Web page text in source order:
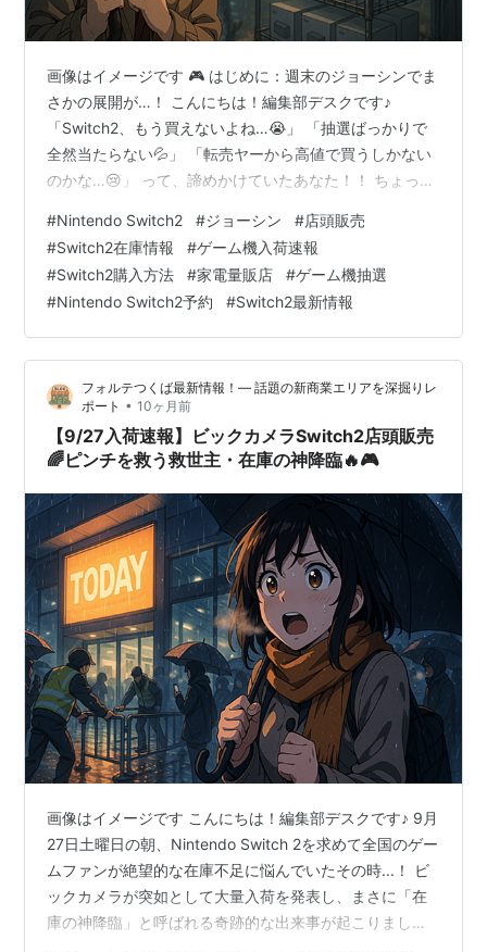
画像はイメージです 🎮 はじめに：週末のジョーシンでま
さかの展開が…！ こんにちは！編集部デスクです♪
「Switch2、もう買えないよね…😭」 「抽選ばっかりで
全然当たらない💦」 「転売ヤーから高値で買うしかない
のかな…😢」 って、諦めかけていたあなた！！ ちょっと
（日）の週末、ジョーシンの店頭でSwitch2を普通に買え
たっていう報告がSNSで続出してるんです🔥🔥 しかも、
整理券なし、抽選なし、ふらっと寄ったら在庫あったっ
ていう、まさに夢のような状況が各地で起きていたんで
す！！😳✨ 「え、マジで！？どこの店舗？？」 「都会じ
ゃない…
#Nintendo Switch2 #ジョーシン #店頭販売
#Switch2在庫情報 #ゲーム機入荷速報
#Switch2購入方法 #家電量販店 #ゲーム機抽選
#Nintendo Switch2予約 #Switch2最新情報
フォルテつくば最新情報！— 話題の新商業エリアを深掘りレ
ポート • 10ヶ月前
【9/27入荷速報】ビックカメラSwitch2店頭販売
🌈ピンチを救う救世主・在庫の神降臨🔥🎮
画像はイメージです こんにちは！編集部デスクです♪ 9月
27日土曜日の朝、Nintendo Switch 2を求めて全国のゲー
ムファンが絶望的な在庫不足に悩んでいたその時...！ ビ
ックカメラが突如として大量入荷を発表し、まさに「在
庫の神降臨」と呼ばれる奇跡的な出来事が起こりました